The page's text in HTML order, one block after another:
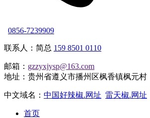
0856-7239909
联系人：简总 159 8501 0110
邮箱： gzzyxjysp@163.com
地址：贵州省遵义市播州区枫香镇枫元村
中文域名： 中国好辣椒.网址 雷天椒.网址
首页